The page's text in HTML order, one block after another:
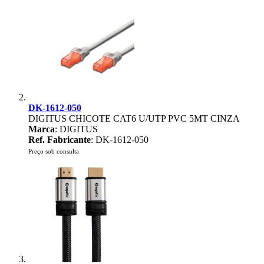
DK-1612-050
DIGITUS CHICOTE CAT6 U/UTP PVC 5MT CINZA
Marca: DIGITUS
Ref. Fabricante: DK-1612-050
Preço sob consulta